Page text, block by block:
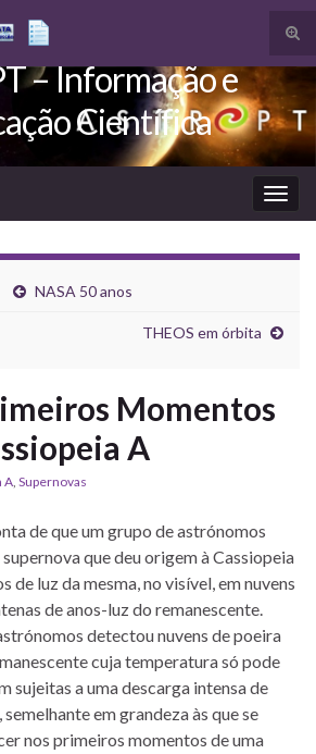
– Informação e
Científica
NASA 50 anos
THEOS em órbita
Momentos
A
A, Supernovas
de que um grupo de astrónomos
que deu origem à Cassiopeia
de luz da mesma, no visível, em nuvens
de anos-luz do remanescente.
detectou nuvens de poeira
cuja temperatura só pode
sujeitas a uma descarga intensa de
em grandeza às que se
nos primeiros momentos de uma